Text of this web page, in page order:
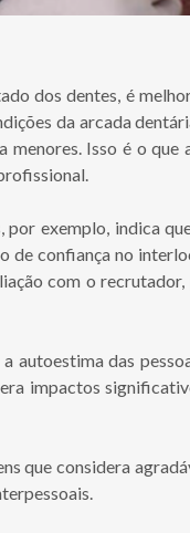
dos dentes, é
da arcada
Isso é o que
por exemplo, indica
de confiança no
com o
autoestima das
impactos
que considera